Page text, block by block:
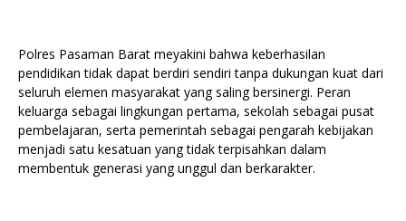
Polres Pasaman Barat meyakini bahwa keberhasilan
pendidikan tidak dapat berdiri sendiri tanpa dukungan kuat dari
seluruh elemen masyarakat yang saling bersinergi. Peran
keluarga sebagai lingkungan pertama, sekolah sebagai pusat
pembelajaran, serta pemerintah sebagai pengarah kebijakan
menjadi satu kesatuan yang tidak terpisahkan dalam
membentuk generasi yang unggul dan berkarakter.